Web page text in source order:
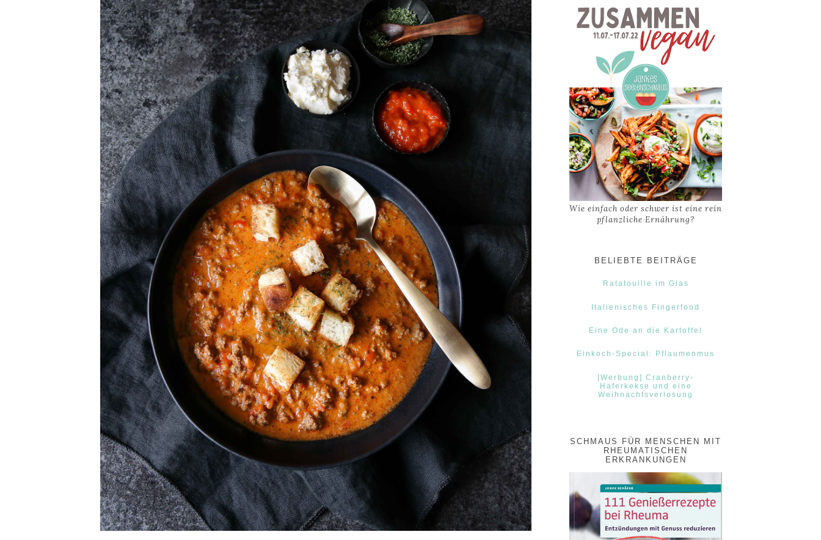
Wie einfach oder schwer ist eine rein
pflanzliche Ernährung?
BELIEBTE BEITRÄGE
Ratatouille im Glas
Italienisches Fingerfood
Eine Ode an die Kartoffel
Einkoch-Special: Pflaumenmus
[Werbung] Cranberry-
Haferkekse und eine
Weihnachtsverlosung
SCHMAUS FÜR MENSCHEN MIT
RHEUMATISCHEN
ERKRANKUNGEN